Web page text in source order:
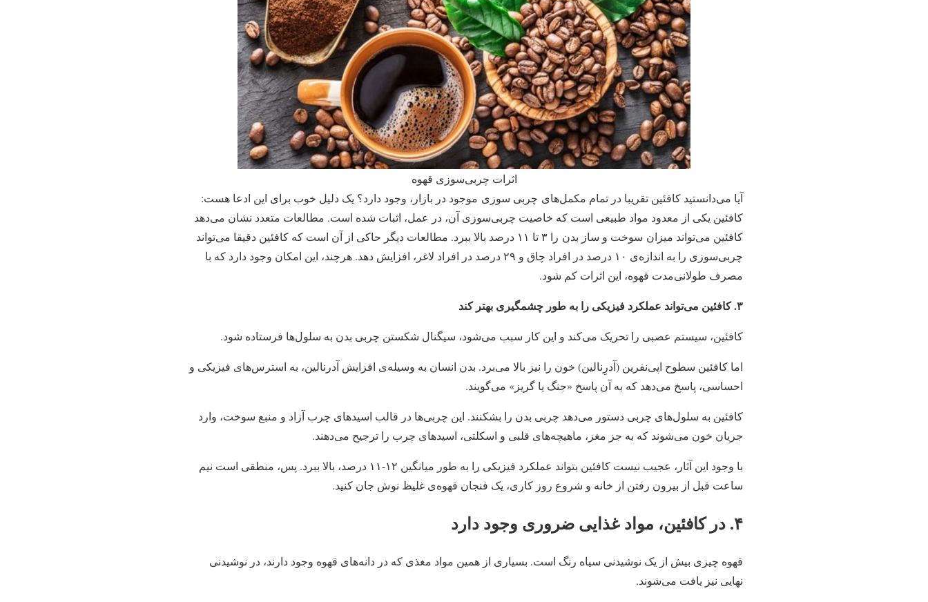
اثرات چربی‌سوزی قهوه
آیا می‌دانستید کافئین تقریبا در تمام مکمل‌های چربی‌ سوزی موجود در بازار، وجود دارد؟ یک دلیل خوب برای این ادعا هست:
کافئین یکی از معدود مواد طبیعی است که خاصیت چربی‌سوزی آن، در عمل، اثبات شده است. مطالعات متعدد نشان می‌دهد
کافئین می‌تواند میزان سوخت و ساز بدن را ۳ تا ۱۱ درصد بالا ببرد. مطالعات دیگر حاکی از آن است که کافئین دقیقا می‌تواند
چربی‌سوزی را به اندازه‌ی ۱۰ درصد در افراد چاق و ۲۹ درصد در افراد لاغر، افزایش دهد. هرچند، این امکان وجود دارد که با
مصرف طولانی‌مدت قهوه، این اثرات کم شود.
۳. کافئین می‌تواند عملکرد فیزیکی را به طور چشمگیری بهتر کند
کافئین، سیستم عصبی را تحریک می‌کند و این کار سبب می‌شود، سیگنال‌ شکستن چربی بدن به سلول‌ها فرستاده شود.
اما کافئین سطوح اپی‌نفرین (آدرِنالین) خون را نیز بالا می‌برد. بدن انسان به وسیله‌ی افزایش آدرنالین، به استرس‌های فیزیکی و
احساسی، پاسخ می‌دهد که به آن پاسخ «جنگ یا گریز» می‌گویند.
کافئین به سلول‌های چربی دستور می‌دهد چربی بدن را بشکنند. این چربی‌‌ها در قالب اسیدهای چرب آزاد و منبع سوخت، وارد
جریان خون می‌شوند که به جز مغز، ماهیچه‌های قلبی و اسکلتی، اسیدهای چرب را ترجیح می‌دهند.
با وجود این آثار، عجیب نیست کافئین بتواند عملکرد فیزیکی را به طور میانگین ۱۲-۱۱ درصد، بالا ببرد. پس، منطقی است نیم
ساعت قبل از بیرون رفتن از خانه و شروع روز کاری، یک فنجان قهوه‌ی غلیظ‌ نوش جان کنید.
۴. در کافئین، مواد غذایی ضروری وجود دارد
قهوه چیزی بیش از یک نوشیدنی سیاه رنگ است. بسیاری از همین مواد مغذی که در دانه‌های قهوه وجود دارند، در نوشیدنی
نهایی نیز یافت می‌شوند.